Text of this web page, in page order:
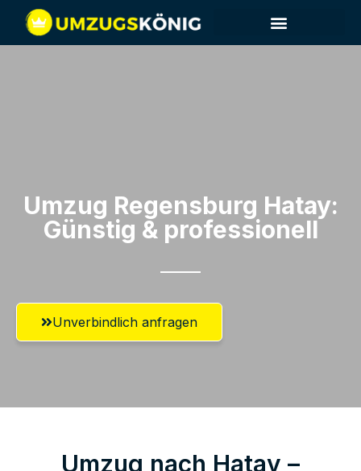
Umzug Regensburg​ Hatay:
Günstig & professionell​
Unverbindlich anfragen
Umzug nach Hatay –